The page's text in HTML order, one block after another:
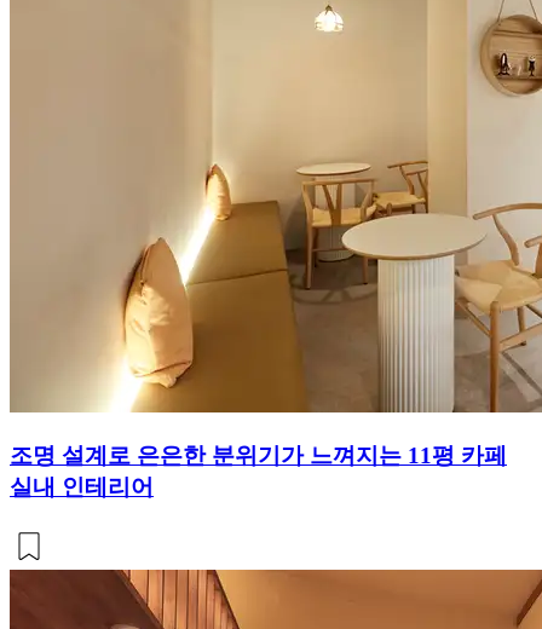
조명 설계로 은은한 분위기가 느껴지는 11평 카페
실내 인테리어